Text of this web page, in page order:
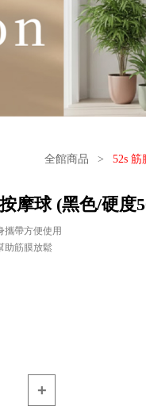
全館商品 > 52s
摩球 (黑色/硬度
帶方便使用
助筋膜放鬆
+